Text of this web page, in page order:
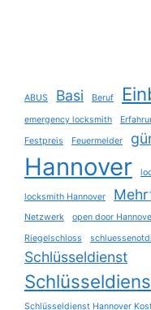
ABUS Basi Beruf
emergency locksmith
Festpreis Feuermelder
Hannover
locksmith Hannover
Netzwerk open door
Riegelschloss
Schlüsseldienst
Schlüsseldienst Hannover